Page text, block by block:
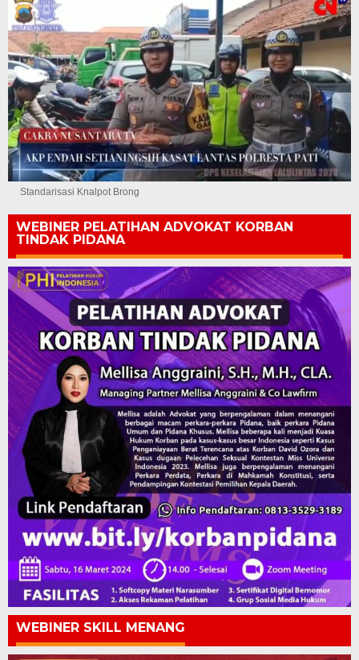
Standarisasi Knalpot Brong
WEBINER PELATIHAN ADVOKAT KORBAN
TINDAK PIDANA
WEBINER SKILL MENANG